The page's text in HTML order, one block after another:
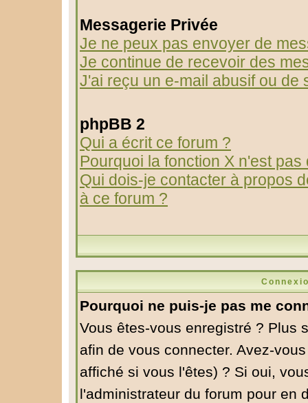
Messagerie Privée
Je ne peux pas envoyer de
Je continue de recevoir des
J'ai reçu un e-mail abusif ou de
phpBB 2
Qui a écrit ce forum ?
Pourquoi la fonction X n'est pas
Qui dois-je contacter à propos
à ce forum ?
Pourquoi ne puis-je pas me
Vous êtes-vous enregistré ? Plus
afin de vous connecter. Avez-
affiché si vous l'êtes) ? Si oui,
l'administrateur du forum pour en